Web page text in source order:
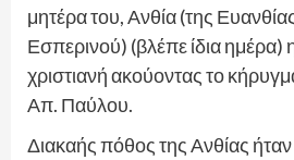
μητέρα του, Ανθία (της
Εσπερινού) (βλέπε ίδια ημέρα)
χριστιανή ακούοντας το
Απ. Παύλου.
Διακαής πόθος της Ανθίας ήταν